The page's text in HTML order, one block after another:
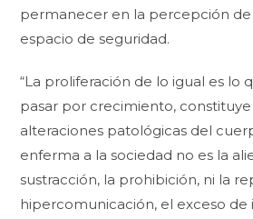
permanecer en la percepción de
espacio de seguridad.
“La proliferación de lo igual es lo
pasar por crecimiento, constituye
alteraciones patológicas del
enferma a la sociedad no es la
sustracción, la prohibición, ni la
hipercomunicación, el exceso de